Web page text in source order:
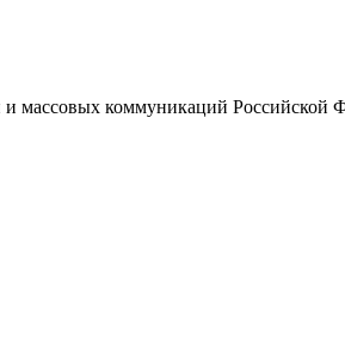
массовых коммуникаций Российской